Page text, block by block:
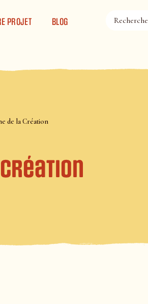
PROJET BLOG
de la Création